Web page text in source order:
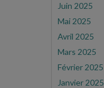
Juin 2025
Mai 2025
Avril 2025
Mars 2025
Février 2025
Janvier 2025